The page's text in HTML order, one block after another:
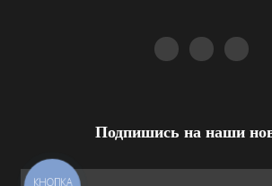
Подпишись на наши
КНОПКА